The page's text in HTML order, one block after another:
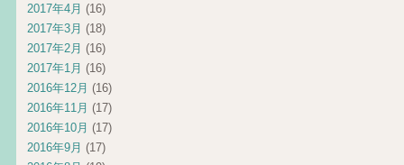
2017年4月 (16)
2017年3月 (18)
2017年2月 (16)
2017年1月 (16)
2016年12月 (16)
2016年11月 (17)
2016年10月 (17)
2016年9月 (17)